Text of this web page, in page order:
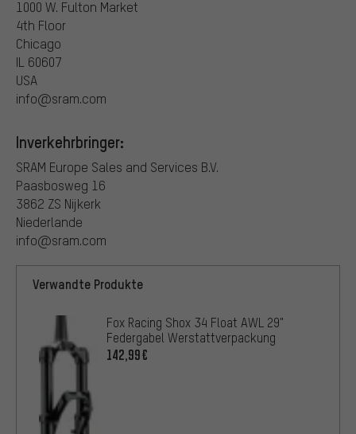
1000 W. Fulton Market
4th Floor
Chicago
IL 60607
USA
info@sram.com
Inverkehrbringer:
SRAM Europe Sales and Services B.V.
Paasbosweg 16
3862 ZS Nijkerk
Niederlande
info@sram.com
Verwandte Produkte
Fox Racing Shox 34 Float AWL 29"
Federgabel Werstattverpackung
142,99€